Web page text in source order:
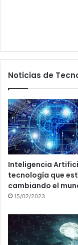
Noticias de
Inteligencia
tecnología que
cambiando el
15/02/2023